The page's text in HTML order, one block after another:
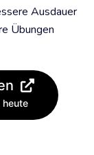
Ausdauer
Übungen
heute